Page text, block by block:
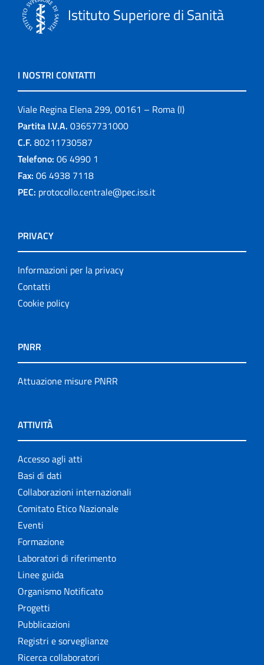
Istituto Superiore di Sanità
I NOSTRI CONTATTI
Viale Regina Elena 299, 00161 – Roma (I)
Partita I.V.A. 03657731000
C.F. 80211730587
Telefono: 06 4990 1
Fax: 06 4938 7118
PEC: protocollo.centrale@pec.iss.it
PRIVACY
Informazioni per la privacy
Contatti
Cookie policy
PNRR
Attuazione misure PNRR
ATTIVITÀ
Accesso agli atti
Basi di dati
Collaborazioni internazionali
Comitato Etico Nazionale
Eventi
Formazione
Laboratori di riferimento
Linee guida
Organismo Notificato
Progetti
Pubblicazioni
Registri e sorveglianze
Ricerca collaboratori